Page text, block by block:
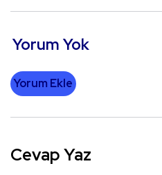
Yorum Yok
Yorum Ekle
Cevap Yaz